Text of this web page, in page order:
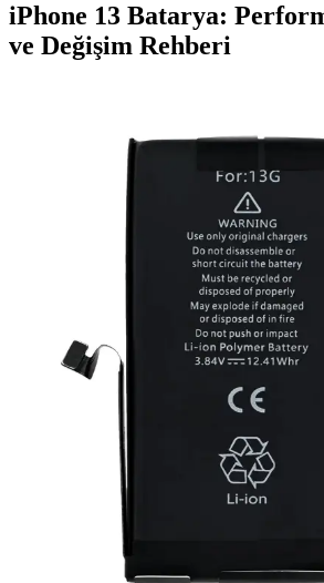
iPhone 13 Batarya:
ve Değişim Rehberi